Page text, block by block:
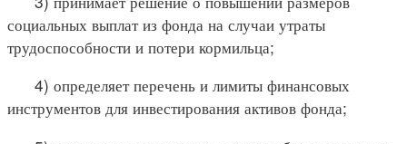
социальных выплат из фонда на случаи утраты
трудоспособности и потери кормильца;
4) определяет перечень и лимиты финансовых
инструментов для инвестирования активов фонда;